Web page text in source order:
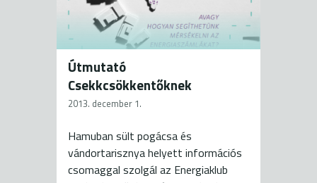
Útmutató
Csekkcsökkentőknek
2013. december 1.
Hamuban sült pogácsa és
vándortarisznya helyett információs
csomaggal szolgál az Energiaklub